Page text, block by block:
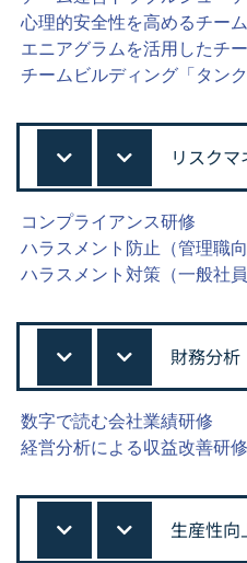
心理的安全性を高めるチー
エニアグラムを活用したチ
チームビルディング「タン
リスク
コンプライアンス研修
ハラスメント防止（管理職
ハラスメント対策（一般社
財務分析
数字で読む会社業績研修
経営分析による収益改善研修
生産性向